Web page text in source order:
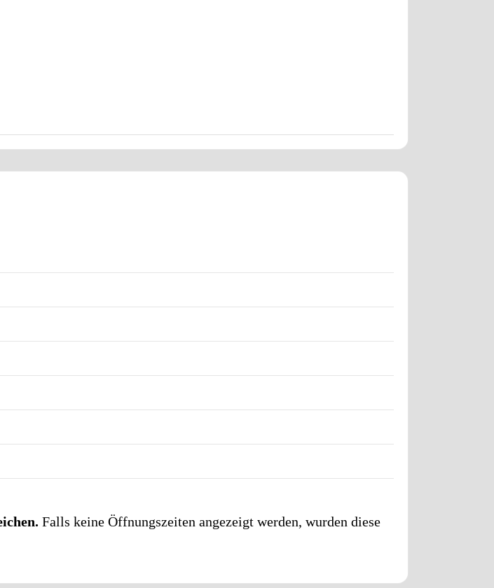
Falls keine Öffnungszeiten angezeigt werden, wurden diese